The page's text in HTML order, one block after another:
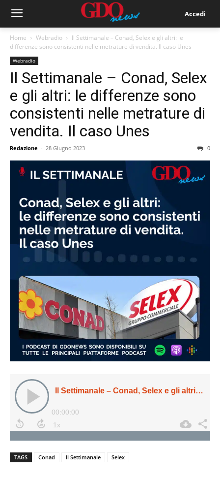
Accedi
Home Webradio
Il Settimanale – Conad, Selex e gli altri: le
differenze sono consistenti nelle metrature di vendita. Il caso Unes
Webradio
Il Settimanale – Conad, Selex
e gli altri: le differenze sono
consistenti nelle metrature di
vendita. Il caso Unes
Redazione - 28 Giugno 2023 0
TAGS Conad Il Settimanale Selex